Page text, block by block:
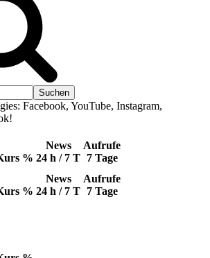
Facebook, YouTube, Instagram,
%
News
24 h / 7 T
Aufrufe
7 Tage
%
News
24 h / 7 T
Aufrufe
7 Tage